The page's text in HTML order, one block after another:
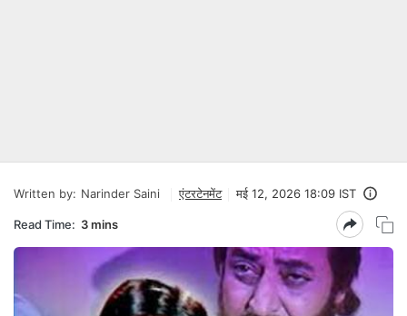
Written by: Narinder Saini एंटरटेनमेंट मई 12, 2026 18:09 IST
Read Time: 3 mins